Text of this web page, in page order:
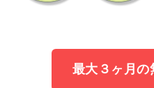
最大３ヶ月の